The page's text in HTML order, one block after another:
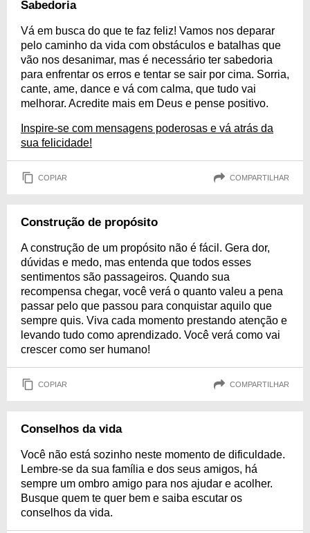
Sabedoria
Vá em busca do que te faz feliz! Vamos nos deparar
pelo caminho da vida com obstáculos e batalhas que
vão nos desanimar, mas é necessário ter sabedoria
para enfrentar os erros e tentar se sair por cima. Sorria,
cante, ame, dance e vá com calma, que tudo vai
melhorar. Acredite mais em Deus e pense positivo.
Inspire-se com mensagens poderosas e vá atrás da
sua felicidade!
COPIAR COMPARTILHAR
Construção de propósito
A construção de um propósito não é fácil. Gera dor,
dúvidas e medo, mas entenda que todos esses
sentimentos são passageiros. Quando sua
recompensa chegar, você verá o quanto valeu a pena
passar pelo que passou para conquistar aquilo que
sempre quis. Viva cada momento prestando atenção e
levando tudo como aprendizado. Você verá como vai
crescer como ser humano!
COPIAR COMPARTILHAR
Conselhos da vida
Você não está sozinho neste momento de dificuldade.
Lembre-se da sua família e dos seus amigos, há
sempre um ombro amigo para nos ajudar e acolher.
Busque quem te quer bem e saiba escutar os
conselhos da vida.